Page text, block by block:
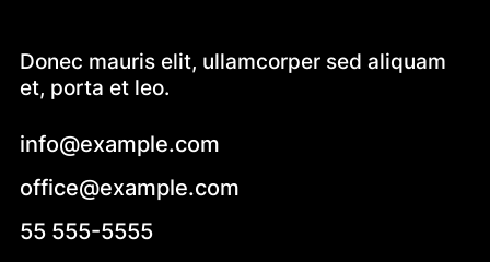
Donec mauris elit, ullamcorper sed aliquam
et, porta et leo.
info@example.com
office@example.com
55 555-5555